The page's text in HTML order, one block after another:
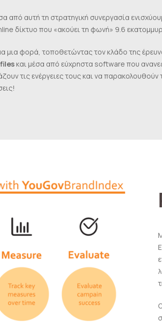
από αυτή τη στρατηγική συνεργασία
δίκτυο που «ακούει τη φωνή» 9.6
φορά, τοποθετώντας τον κλάδο της
και μέσα από εύχρηστα software που
τις ενέργειες τους και να